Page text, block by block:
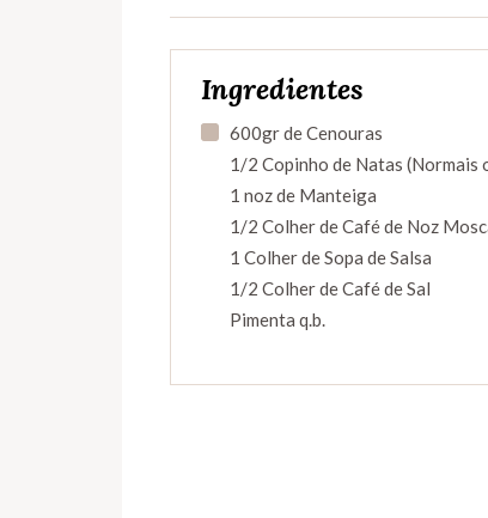
Ingredientes
600gr de Cenouras
1/2 Copinho de Natas (Normais
1 noz de Manteiga
1/2 Colher de Café de Noz
1 Colher de Sopa de Salsa
1/2 Colher de Café de Sal
Pimenta q.b.